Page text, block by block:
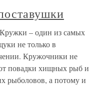
– один из самых
не только в
Кружочники не
повадки хищных рыб и
рыболовов, а потому и